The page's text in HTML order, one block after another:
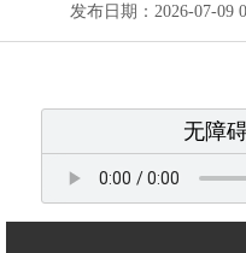
发布日期：2026-07-09
无障